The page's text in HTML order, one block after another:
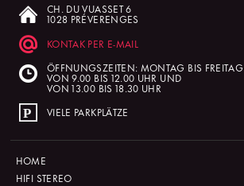
CH. DU VUASSET 6
1028 PRÉVERENGES
KONTAK PER E-MAIL
ÖFFNUNGSZEITEN: MONTAG BIS FREITAG
VON 9.00 BIS 12.00 UHR UND
VON 13.00 BIS 18.30 UHR
VIELE PARKPLÄTZE
HOME
HIFI STEREO